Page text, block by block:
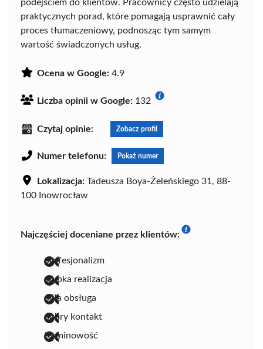
podejściem do klientów. Pracownicy często udzielają
praktycznych porad, które pomagają usprawnić cały
proces tłumaczeniowy, podnosząc tym samym
wartość świadczonych usług.
Ocena w Google: 4.9
Liczba opinii w Google: 132
Czytaj opinie: Zobacz profil
Numer telefonu: Pokaż numer
Lokalizacja: Tadeusza Boya-Żeleńskiego 31, 88-
100 Inowrocław
Najczęściej doceniane przez klientów:
profesjonalizm
szybka realizacja
miła obsługa
dobry kontakt
terminowość